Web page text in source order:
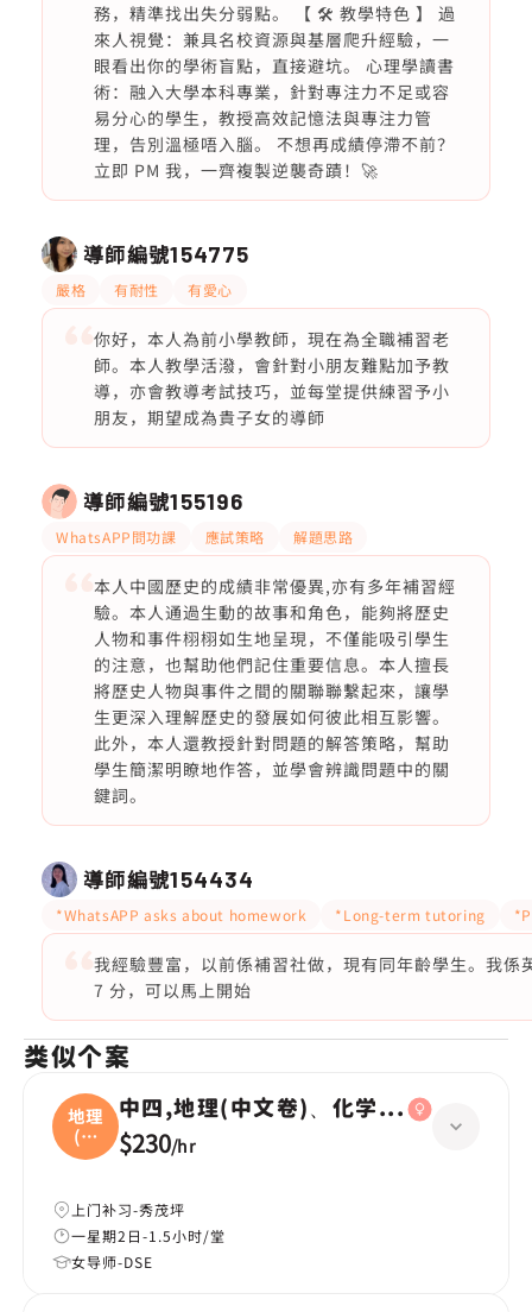
務，精準找出失分弱點。 【 🛠️ 教學特色 】 過
來人視覺：兼具名校資源與基層爬升經驗，一
眼看出你的學術盲點，直接避坑。 心理學讀書
術：融入大學本科專業，針對專注力不足或容
易分心的學生，教授高效記憶法與專注力管
理，告別溫極唔入腦。 不想再成績停滯不前？
立即 PM 我，一齊複製逆襲奇蹟！🚀
導師編號154775
嚴格 有耐性 有愛心
你好，本人為前小學教師，現在為全職補習老
師。本人教學活潑，會針對小朋友難點加予教
導，亦會教導考試技巧，並每堂提供練習予小
朋友，期望成為貴子女的導師
導師編號155196
WhatsAPP問功課 應試策略 解題思路
本人中國歷史的成績非常優異,亦有多年補習經
驗。本人通過生動的故事和角色，能夠將歷史
人物和事件栩栩如生地呈現，不僅能吸引學生
的注意，也幫助他們記住重要信息。本人擅長
將歷史人物與事件之間的關聯聯繫起來，讓學
生更深入理解歷史的發展如何彼此相互影響。
此外，本人還教授針對問題的解答策略，幫助
學生簡潔明瞭地作答，並學會辨識問題中的關
鍵詞。
導師編號154434
*WhatsAPP asks about homework *Long-term tutoring
我經驗豐富，以前係補習社做，現有同年齡學生。我
7 分，可以馬上開始
类似个案
地理
(中
文
中四,地理(中文卷)、化学(英文卷)
$230/hr
上门补习-秀茂坪
一星期2日-1.5小时/堂
女导师-DSE